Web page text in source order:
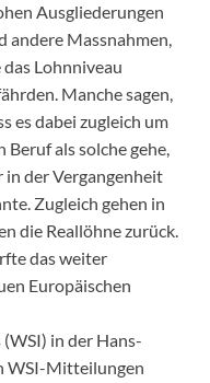
Ausgliederungen
andere Massnahmen,
das Lohnniveau
Manche sagen,
es dabei zugleich um
Beruf als solche gehe,
in der Vergangenheit
Zugleich gehen in
die Reallöhne zurück.
das weiter
Europäischen
in der Hans-
WSI-Mitteilungen